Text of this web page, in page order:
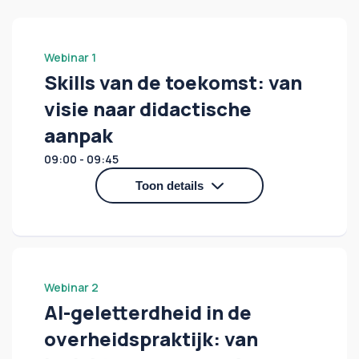
Webinar 1
Skills van de toekomst: van
visie naar didactische
aanpak
09:00 - 09:45
Toon details
versterken.
Is je organisatie bezig met digitale
vaardigheden, informatiebeveiliging &
privacy, talentontwikkeling en/of AI-
Webinar 2
AI-geletterdheid in de
overheidspraktijk: van